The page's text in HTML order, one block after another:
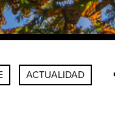
ACTUALIDAD